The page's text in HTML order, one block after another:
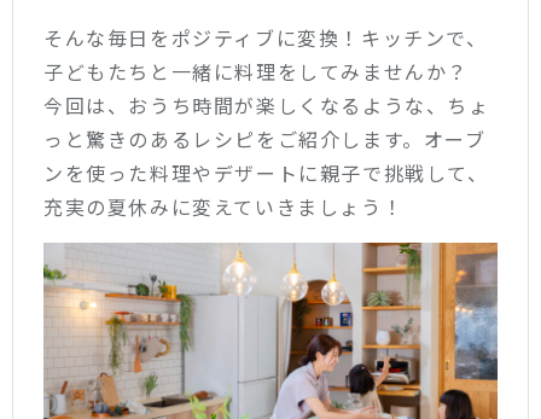
そんな毎日をポジティブに変換！キッチンで、
子どもたちと一緒に料理をしてみませんか？
今回は、おうち時間が楽しくなるような、ちょ
っと驚きのあるレシピをご紹介します。オーブ
ンを使った料理やデザートに親子で挑戦して、
充実の夏休みに変えていきましょう！